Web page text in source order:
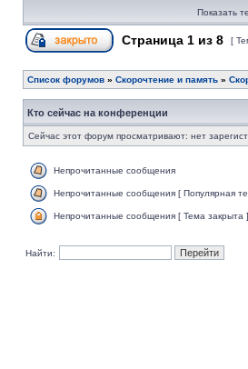
Показать
Страница 1 из 8 [
Список форумов » Скорочтение и память »
Кто сейчас на конференции
Сейчас этот форум просматривают: нет
Непрочитанные сообщения
Непрочитанные сообщения [ Популярная
Непрочитанные сообщения [ Тема закрыта ]
Найти: